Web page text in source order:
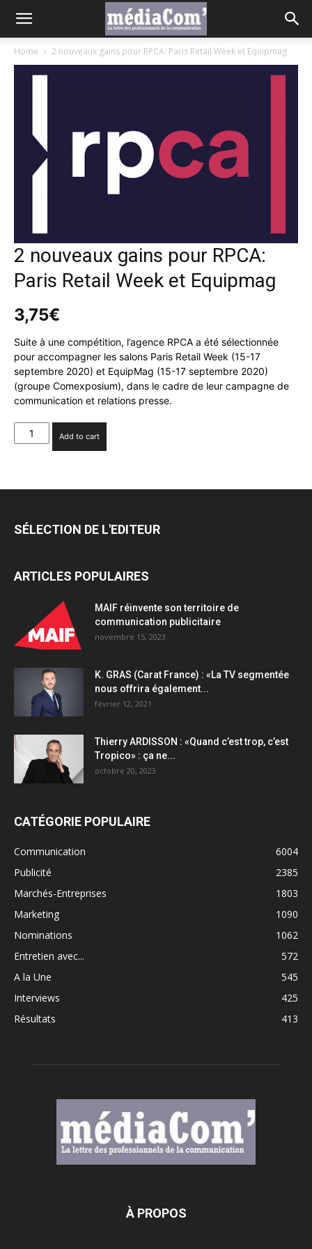
Home 2 nouveaux gains pour RPCA: Paris Retail Week et Equipmag
2 nouveaux gains pour RPCA:
Paris Retail Week et Equipmag
3,75€
Suite à une compétition, l’agence RPCA a été sélectionnée
pour accompagner les salons Paris Retail Week (15-17
septembre 2020) et EquipMag (15-17 septembre 2020)
(groupe Comexposium), dans le cadre de leur campagne de
communication et relations presse.
nouveaux
RPCA:
Week
quantity
Add to cart
SÉLECTION DE L'EDITEUR
ARTICLES POPULAIRES
MAIF réinvente son territoire de
communication publicitaire
novembre 15, 2023
K. GRAS (Carat France) : «La TV segmentée
nous offrira également...
février 12, 2021
Thierry ARDISSON : «Quand c’est trop, c’est
Tropico» : ça ne...
octobre 20, 2023
CATÉGORIE POPULAIRE
Communication
6004
Publicité
2385
Marchés-Entreprises
1803
Marketing
1090
Nominations
1062
Entretien avec...
572
A la Une
545
Interviews
425
Résultats
413
À PROPOS